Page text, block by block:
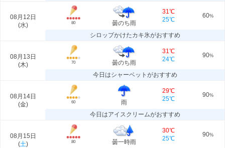
08月12日
(水) 80 曇のち雨
31℃
25℃
60%
シロップかけたカキ氷がおすすめ
08月13日
(木) 70 曇のち雨
31℃
24℃
90%
今日はシャーベットがおすすめ
08月14日
(金) 60 雨
29℃
25℃
90%
今日はアイスクリームがおすすめ
08月15日
(土) 80 曇一時雨
30℃
25℃
90%